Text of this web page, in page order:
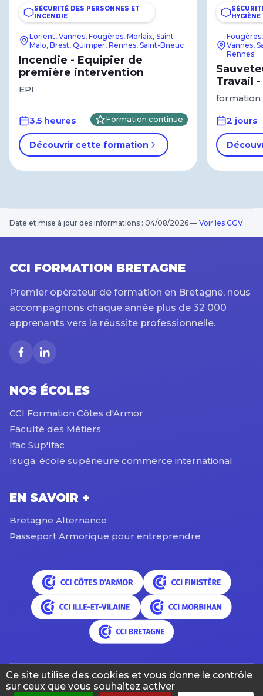
SÉCURITÉ DES PERSONNES ET
INCENDIE
Lorient, Vannes, Fougères, Morlaix, Saint
Malo, Brest, Quimper, Rennes, Saint-Brieuc
Incendie - Equipier de
première intervention
EPI
3,5 heures Formation continue
Découvrir cette formation
HYGIÈNE
Vannes,
Rennes
Travail -
formation
2 jours
Date et mise à jour des informations : 04/08/2026 — Voir les CGV
CCI FORMATION BRETAGNE
Premier opérateur de formation en Bretagne, nous
accompagnons chaque année plus de 32 000
apprenants vers la réussite professionnelle.
NOS ÉCOLES
CCI Formation Côtes d'Armor
Faculté des Métiers
Ifac Sup'Ifac
Isuga, école supérieure commerce international
EN SAVOIR +
Bretagne Alternance
Passeport Armorique pour entreprendre
© 2026 CCI Formation Bretagne. Tous droits réservés.
Ce site utilise des cookies et vous donne le contrôle
sur ceux que vous souhaitez activer